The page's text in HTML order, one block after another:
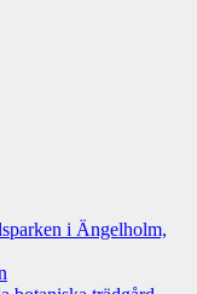
i Ängelholm,